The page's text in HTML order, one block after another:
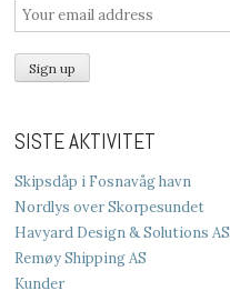
SISTE AKTIVITET
Skipsdåp i Fosnavåg havn
Nordlys over Skorpesundet
Havyard Design & Solutions AS
Remøy Shipping AS
Kunder